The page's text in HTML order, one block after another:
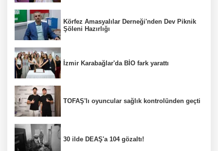
Körfez Amasyalılar Derneği'nden Dev Piknik
Şöleni Hazırlığı
İzmir Karabağlar'da BİO fark yarattı
TOFAŞ'lı oyuncular sağlık kontrolünden geçti
30 ilde DEAŞ'a 104 gözaltı!